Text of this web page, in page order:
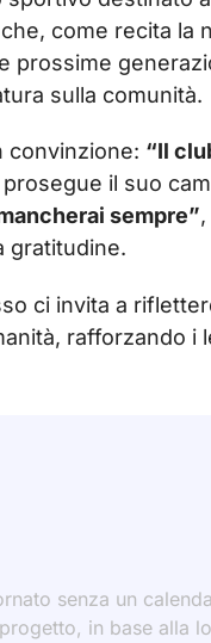
come recita la
prossime
sulla comunità.
convinzione: “Il
il suo
sempre”
gratitudine.
ci invita a
rafforzando
senza un
in base alla